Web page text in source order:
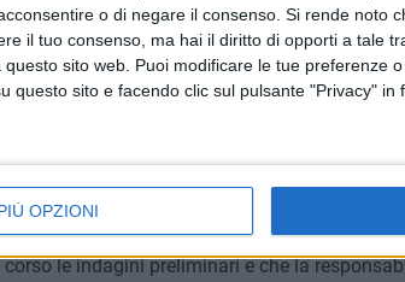
o di negare il consenso. Si rende noto
il tuo consenso, ma hai il diritto di opporti a tale
sito web. Puoi modificare le tue preferenze
questo sito e facendo clic sul pulsante "Privacy" in
OPZIONI
e di ricoprire uffici direttivi delle persone
personale, è stato eseguito un decreto di
equivalente, per un importo di oltre
di uno dei principali indagati, al fine di
patrimoniali.
le indagini preliminari e che la